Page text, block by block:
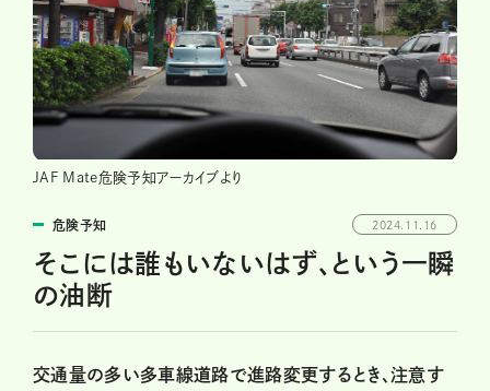
JAF Mate危険予知アーカイブより
危険予知 2024.11.16
そこには誰もいないはず、という一瞬
の油断
交通量の多い多車線道路で進路変更するとき、注意す